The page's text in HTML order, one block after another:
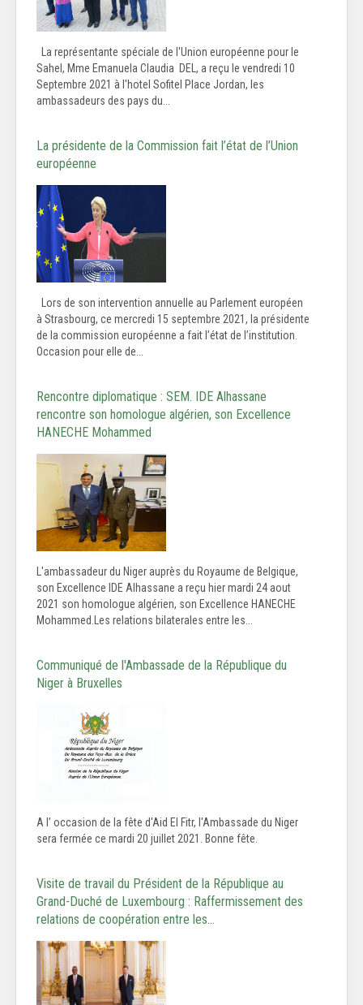
La représentante spéciale de l'Union européenne pour le
Sahel, Mme Emanuela Claudia DEL, a reçu le vendredi 10
Septembre 2021 à l'hotel Sofitel Place Jordan, les
ambassadeurs des pays du...
La présidente de la Commission fait l’état de l’Union
européenne
Lors de son intervention annuelle au Parlement européen
à Strasbourg, ce mercredi 15 septembre 2021, la présidente
de la commission européenne a fait l’état de l’institution.
Occasion pour elle de...
Rencontre diplomatique : SEM. IDE Alhassane
rencontre son homologue algérien, son Excellence
HANECHE Mohammed
L'ambassadeur du Niger auprès du Royaume de Belgique,
son Excellence IDE Alhassane a reçu hier mardi 24 aout
2021 son homologue algérien, son Excellence HANECHE
Mohammed.Les relations bilaterales entre les...
Communiqué de l'Ambassade de la République du
Niger à Bruxelles
A l’ occasion de la fête d'Aid El Fitr, l'Ambassade du Niger
sera fermée ce mardi 20 juillet 2021. Bonne fête.
Visite de travail du Président de la République au
Grand-Duché de Luxembourg : Raffermissement des
relations de coopération entre les…